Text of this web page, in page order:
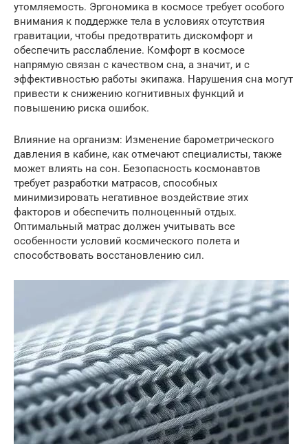
утомляемость. Эргономика в космосе требует особого
внимания к поддержке тела в условиях отсутствия
гравитации, чтобы предотвратить дискомфорт и
обеспечить расслабление. Комфорт в космосе
напрямую связан с качеством сна, а значит, и с
эффективностью работы экипажа. Нарушения сна могут
привести к снижению когнитивных функций и
повышению риска ошибок.
Влияние на организм: Изменение барометрического
давления в кабине, как отмечают специалисты, также
может влиять на сон. Безопасность космонавтов
требует разработки матрасов, способных
минимизировать негативное воздействие этих
факторов и обеспечить полноценный отдых.
Оптимальный матрас должен учитывать все
особенности условий космического полета и
способствовать восстановлению сил.